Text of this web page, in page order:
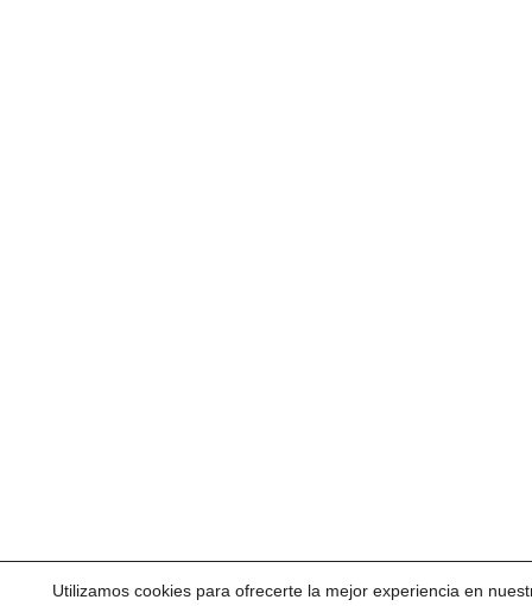
Utilizamos cookies para ofrecerte la mejor experiencia en